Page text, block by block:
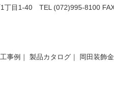
丁目1-40 TEL (072)995-8100
事例 ｜ 製品カタログ ｜ 岡田装飾